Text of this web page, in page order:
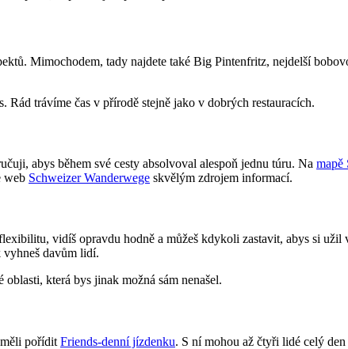
Mimochodem, tady najdete také Big Pintenfritz, nejdelší
trávíme čas v přírodě stejně jako v dobrých restauracích.
abys během své cesty absolvoval alespoň jednu túru. Na mapě
web Schweizer Wanderwege skvělým zdrojem informací.
vidíš opravdu hodně a můžeš kdykoli zastavit, abys si
vyhneš davům lidí.
která bys jinak možná sám nenašel.
pořídit Friends-denní jízdenku. S ní mohou až čtyři lidé celý